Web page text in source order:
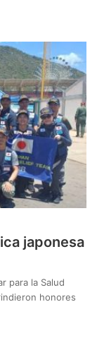
japonesa
para la Salud
honores